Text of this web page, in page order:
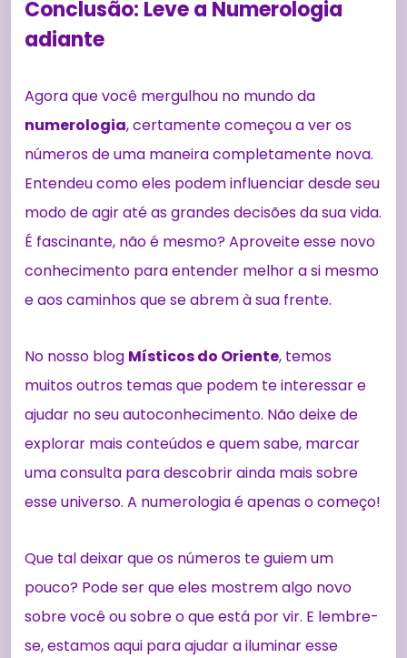
Conclusão: Leve a Numerologia
adiante
Agora que você mergulhou no mundo da
numerologia, certamente começou a ver os
números de uma maneira completamente nova.
Entendeu como eles podem influenciar desde seu
modo de agir até as grandes decisões da sua vida.
É fascinante, não é mesmo? Aproveite esse novo
conhecimento para entender melhor a si mesmo
e aos caminhos que se abrem à sua frente.
No nosso blog Místicos do Oriente, temos
muitos outros temas que podem te interessar e
ajudar no seu autoconhecimento. Não deixe de
explorar mais conteúdos e quem sabe, marcar
uma consulta para descobrir ainda mais sobre
esse universo. A numerologia é apenas o começo!
Que tal deixar que os números te guiem um
pouco? Pode ser que eles mostrem algo novo
sobre você ou sobre o que está por vir. E lembre-
se, estamos aqui para ajudar a iluminar esse